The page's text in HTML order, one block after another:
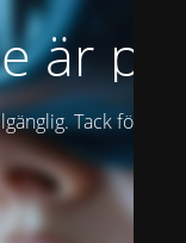
är på
Tack för ditt